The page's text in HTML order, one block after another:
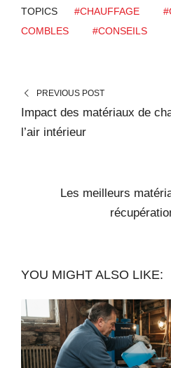
TOPICS #CHAUFFAGE
COMBLES
#CONSEILS
PREVIOUS POST
Impact des matériaux de
l’air intérieur
Les meilleurs
YOU MIGHT ALSO LIKE: